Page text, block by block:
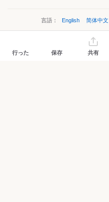
言語： English 简体中文
行った
保存 共有